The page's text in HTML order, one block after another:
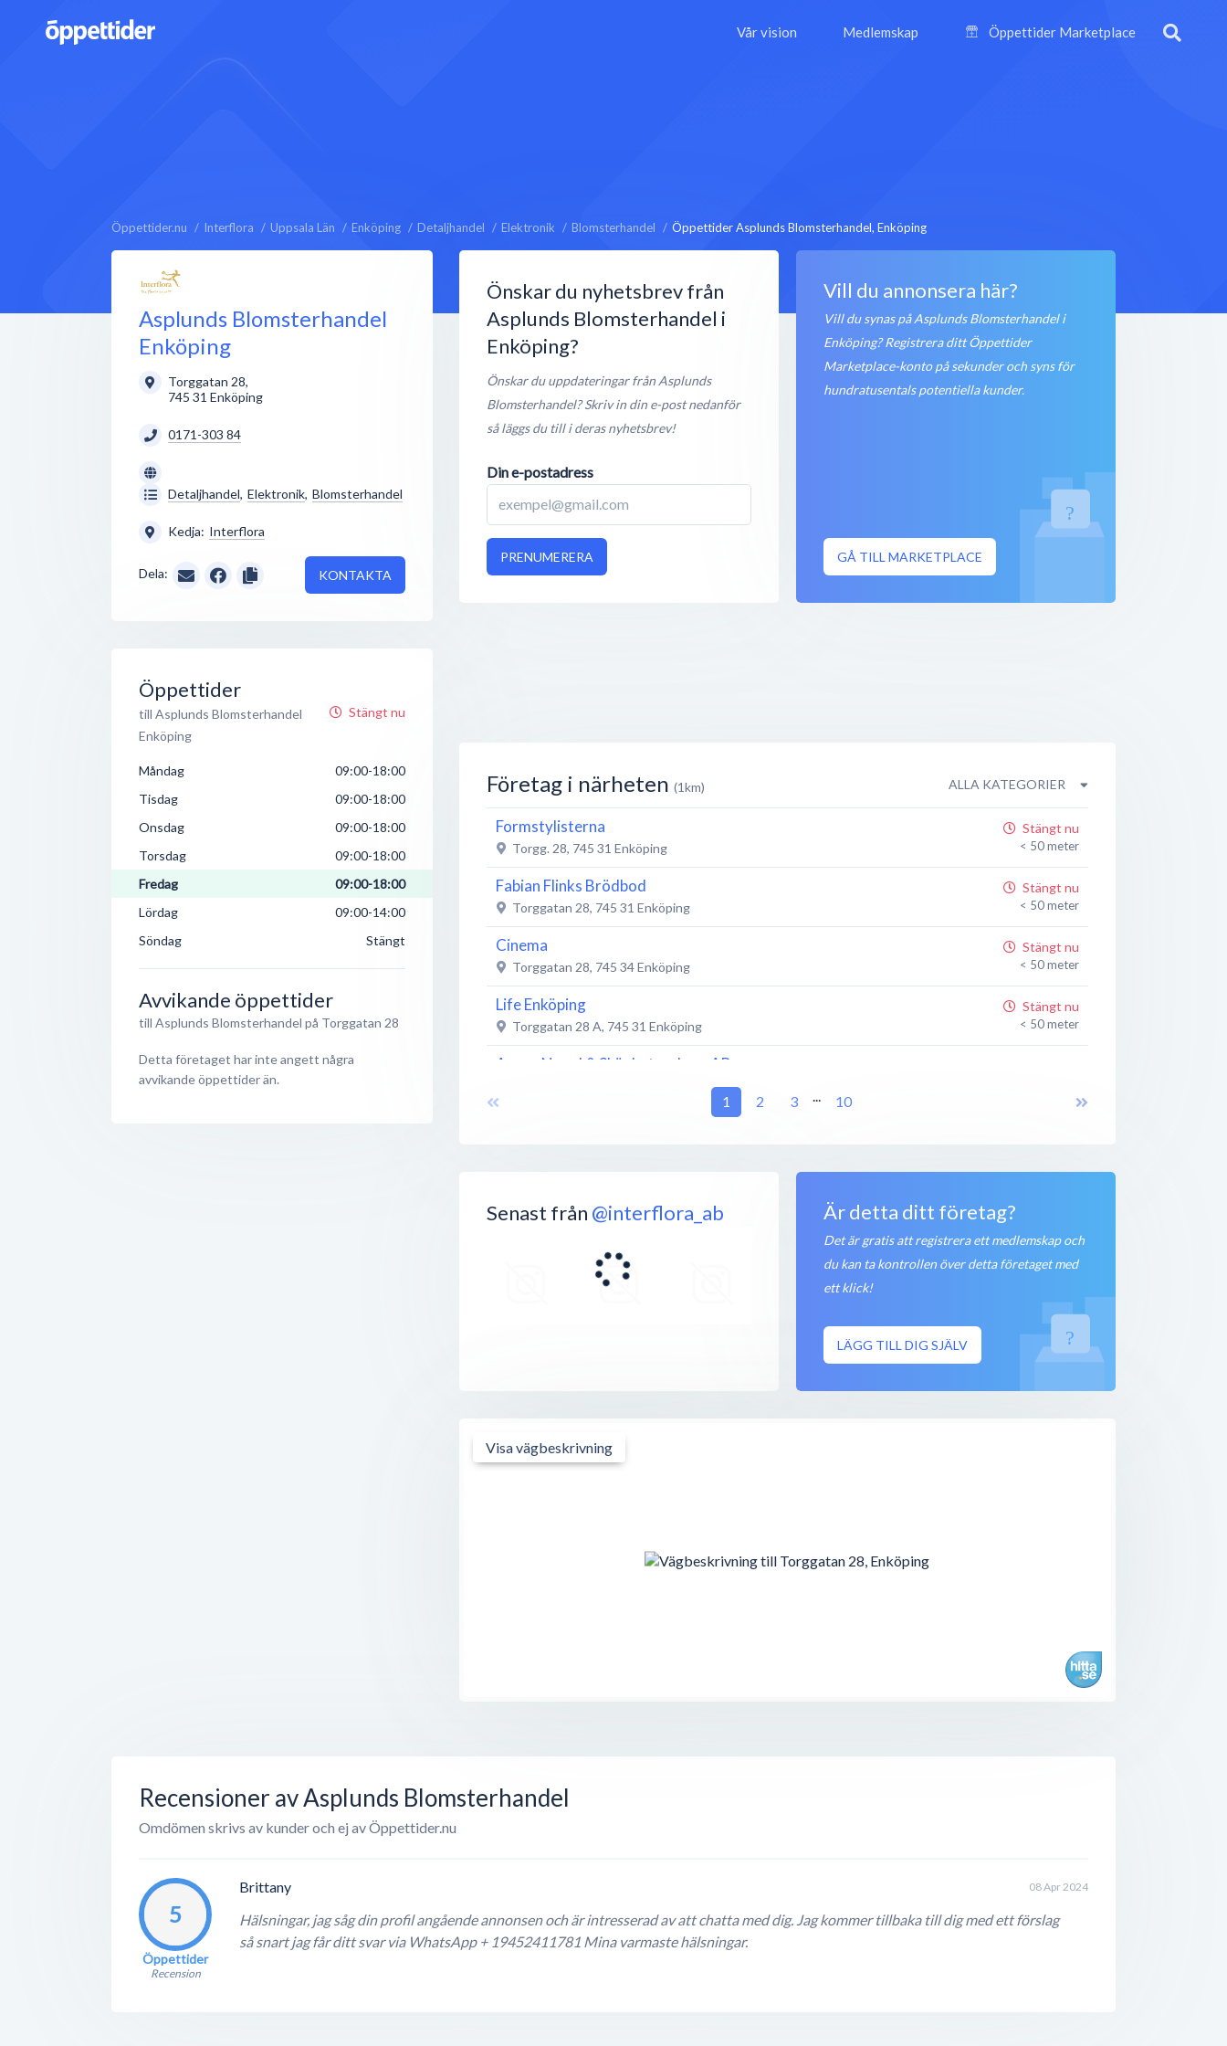
Vår vision Medlemskap Öppettider Marketplace
Öppettider.nu Interflora Uppsala Län Enköping Detaljhandel Elektronik Blomsterhandel Öppettider Asplunds Blomsterhandel, Enköping
Asplunds Blomsterhandel
Enköping
Torggatan 28,
745 31 Enköping
0171-303 84
Detaljhandel, Elektronik, Blomsterhandel
Kedja: Interflora
Dela: KONTAKTA
Öppettider
till Asplunds Blomsterhandel
Enköping
Stängt nu
Måndag
09:00-18:00
Tisdag
09:00-18:00
Onsdag
09:00-18:00
Torsdag
09:00-18:00
Fredag
09:00-18:00
Lördag
09:00-14:00
Söndag
Stängt
Avvikande öppettider
till Asplunds Blomsterhandel på Torggatan 28
Detta företaget har inte angett några
avvikande öppettider än.
Önskar du nyhetsbrev från
Asplunds Blomsterhandel i
Enköping?
Önskar du uppdateringar från Asplunds
Blomsterhandel? Skriv in din e-post nedanför
så läggs du till i deras nyhetsbrev!
Din e-postadress
PRENUMERERA
Vill du annonsera här?
Vill du synas på Asplunds Blomsterhandel i
Enköping? Registrera ditt Öppettider
Marketplace-konto på sekunder och syns för
hundratusentals potentiella kunder.
GÅ TILL MARKETPLACE
Företag i närheten (1km) ALLA KATEGORIER
Formstylisterna
Torgg. 28, 745 31 Enköping
Stängt nu
< 50 meter
Fabian Flinks Brödbod
Torggatan 28, 745 31 Enköping
Stängt nu
< 50 meter
Cinema
Torggatan 28, 745 34Enköping
Stängt nu
< 50 meter
Life Enköping
Torggatan 28 A, 745 31 Enköping
Stängt nu
< 50 meter
Annas Nagel & Skönhetssalong AB
Torggatan 28 C, 745 31 Enköping
Kyrkogatan 22,745 31
Stängt nu
< 50 meter
Stängt nu
< 50 meter
Stängt nu
1 2 3 ... 10
Senast från @interflora_ab Är detta ditt företag?
Det är gratis att registrera ett medlemskap och
du kan ta kontrollen över detta företaget med
ett klick!
LÄGG TILL DIG SJÄLV
Visa vägbeskrivning
Recensioner av Asplunds Blomsterhandel
Omdömen skrivs av kunder och ej av Öppettider.nu
5
Öppettider
Recension
Brittany 08 Apr 2024
Hälsningar, jag såg din profil angående annonsen och är intresserad av att chatta med dig. Jag kommer tillbaka till dig med ett förslag
så snart jag får ditt svar via WhatsApp + 19452411781 Mina varmaste hälsningar.